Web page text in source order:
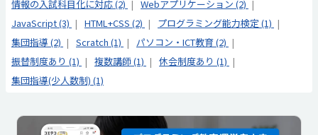
情報の入試科目化に対応 (2)
Webアプリケーション (2)
JavaScript (3)
HTML+CSS (2)
プログラミング能力検定 (1)
集団指導 (2)
Scratch (1)
パソコン・ICT教育 (2)
振替制度あり (1)
複数講師 (1)
休会制度あり (1)
集団指導(少人数制) (1)